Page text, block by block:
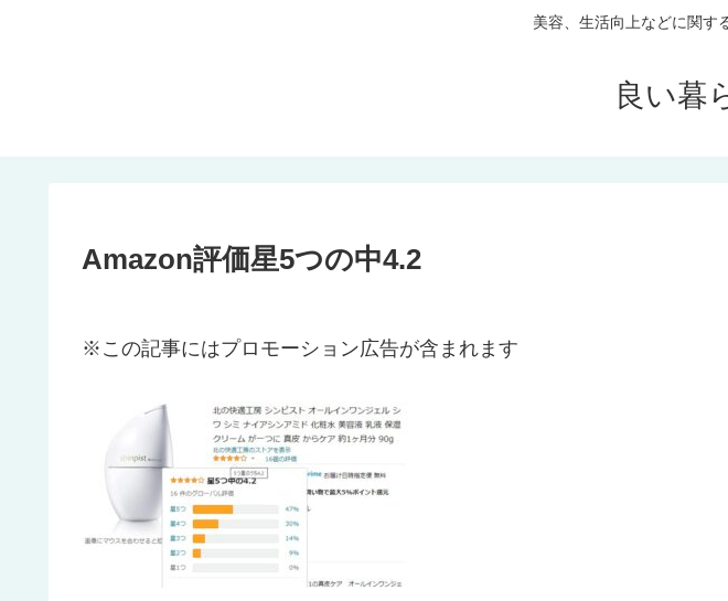
美容、生活向上などに関す
良い暮
Amazon評価星5つの中4.2
※この記事にはプロモーション広告が含まれます